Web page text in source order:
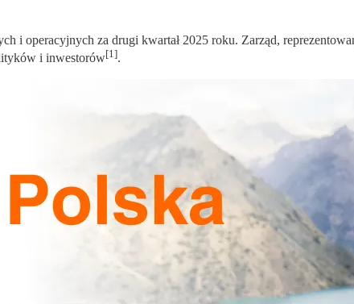
i operacyjnych za drugi kwartał 2025 roku. Zarząd,
i inwestorów[1].